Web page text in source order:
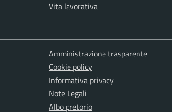
Vita lavorativa
Amministrazione trasparente
Cookie policy
Informativa privacy
Note Legali
Albo pretorio